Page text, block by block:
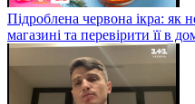
Підроблена червона ікра: як
магазині та перевірити її в